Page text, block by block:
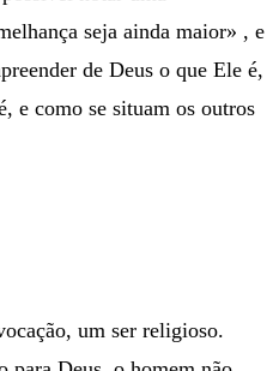
seja ainda maior» , e
de Deus o que Ele é,
e como se situam os outros
um ser religioso.